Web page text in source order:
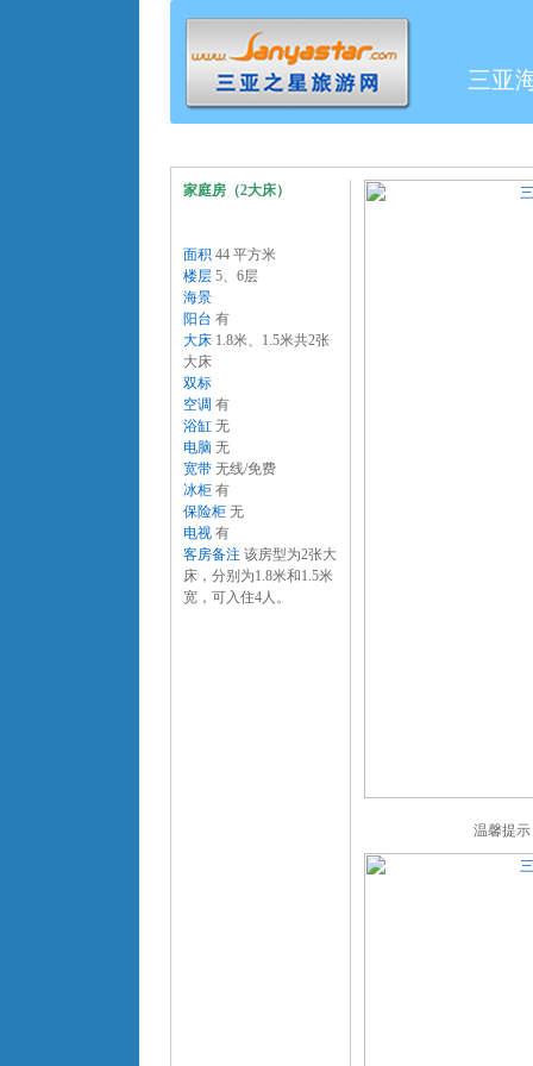
三亚
家庭房（2大床）
面积 44 平方米
楼层 5、6层
海景
阳台 有
大床 1.8米、1.5米共2张
大床
双标
空调 有
浴缸 无
电脑 无
宽带 无线/免费
冰柜 有
保险柜 无
电视 有
客房备注 该房型为2张大
床，分别为1.8米和1.5米
宽，可入住4人。
温馨提